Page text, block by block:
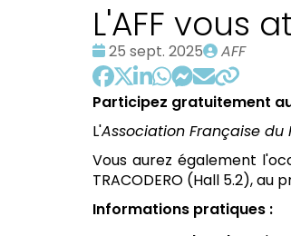
L'AFF vous
Date
:
25 sept. 2025
Publié
par
AFF
Participez gratuitement
L'Association Française du
Vous aurez également
TRACODERO (Hall 5.2), au
Informations pratiques :